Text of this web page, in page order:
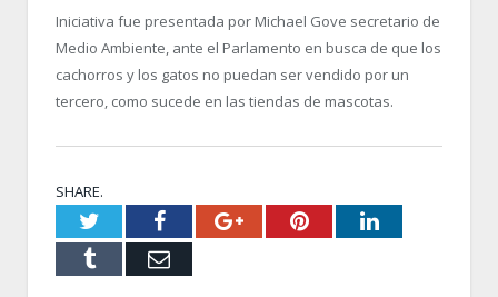
Iniciativa fue presentada por Michael Gove secretario de
Medio Ambiente, ante el Parlamento en busca de que los
cachorros y los gatos no puedan ser vendido por un
tercero, como sucede en las tiendas de mascotas.
SHARE.
TwitterFacebookGoogle+PinterestLinkedIn
Tumblr Email